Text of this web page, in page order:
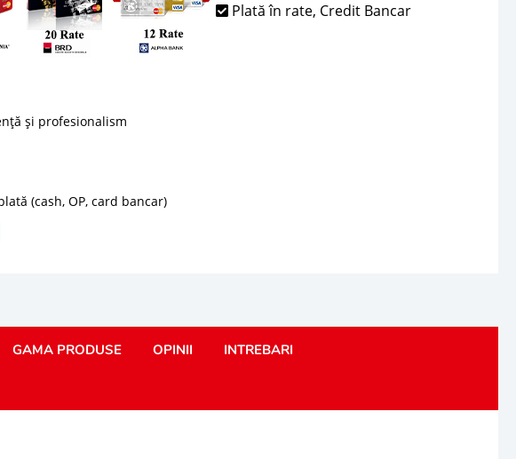
Plată în rate, Credit Bancar
și profesionalism
(cash, OP, card bancar)
GAMA PRODUSE OPINII INTREBARI